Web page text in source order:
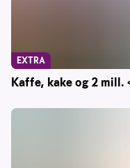
Kaffe, kake og 2 mill.
EXTRA